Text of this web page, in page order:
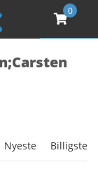
0
Nyeste Billigste